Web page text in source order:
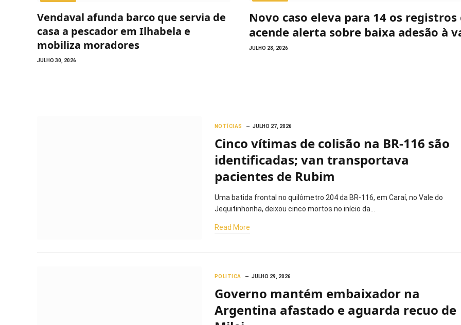
Vendaval afunda barco que servia de
casa a pescador em Ilhabela e
mobiliza moradores
JULHO 30, 2026
Novo caso eleva para 14 os registros
acende alerta sobre baixa adesão à
JULHO 28, 2026
NOTÍCIAS JULHO 27, 2026
Cinco vítimas de colisão na BR-116 são
identificadas; van transportava
pacientes de Rubim
Uma batida frontal no quilômetro 204 da BR-116, em Caraí, no Vale do
Jequitinhonha, deixou cinco mortos no início da…
Read More
POLITICA JULHO 29, 2026
Governo mantém embaixador na
Argentina afastado e aguarda recuo de